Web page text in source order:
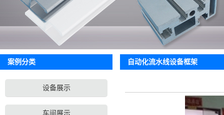
案例分类
设备展示
车间展示
自动化流水线设备框架